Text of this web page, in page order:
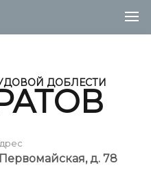
ДОБЛЕСТИ
Первомайская, д. 78